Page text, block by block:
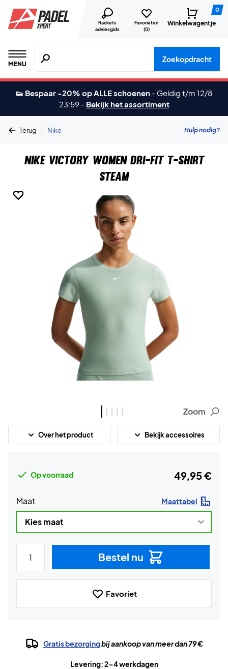
Rackets
adviesgids
Favorieten
(0)
0
Winkelwagentje
MENU
Zoeken naar producten, merken etc.
Zoekopdracht
👟 Bespaar -20% op ALLE schoenen - Geldig t/m 12/8
23:59 - Bekijk het assortiment
Terug | Nike Hulp nodig?
Nike Victory Women Dri-FIT T-shirt
Steam
Zoom
Over het product Bekijk accessoires
Op voorraad 49,95 €
Maat Maattabel
Bestel nu
Favoriet
Gratis bezorgingbij aankoop van meer dan 79 €
Levering: 2-4 werkdagen